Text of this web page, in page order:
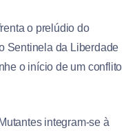
o prelúdio do
Sentinela da Liberdade
o início de um conflito
integram-se à